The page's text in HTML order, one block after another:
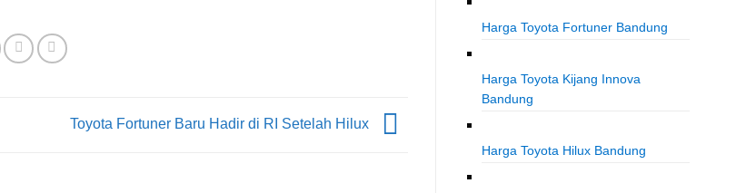
Toyota Fortuner Baru Hadir di RI Setelah Hilux
Harga Toyota Fortuner Bandung
Harga Toyota Kijang Innova
Bandung
Harga Toyota Hilux Bandung